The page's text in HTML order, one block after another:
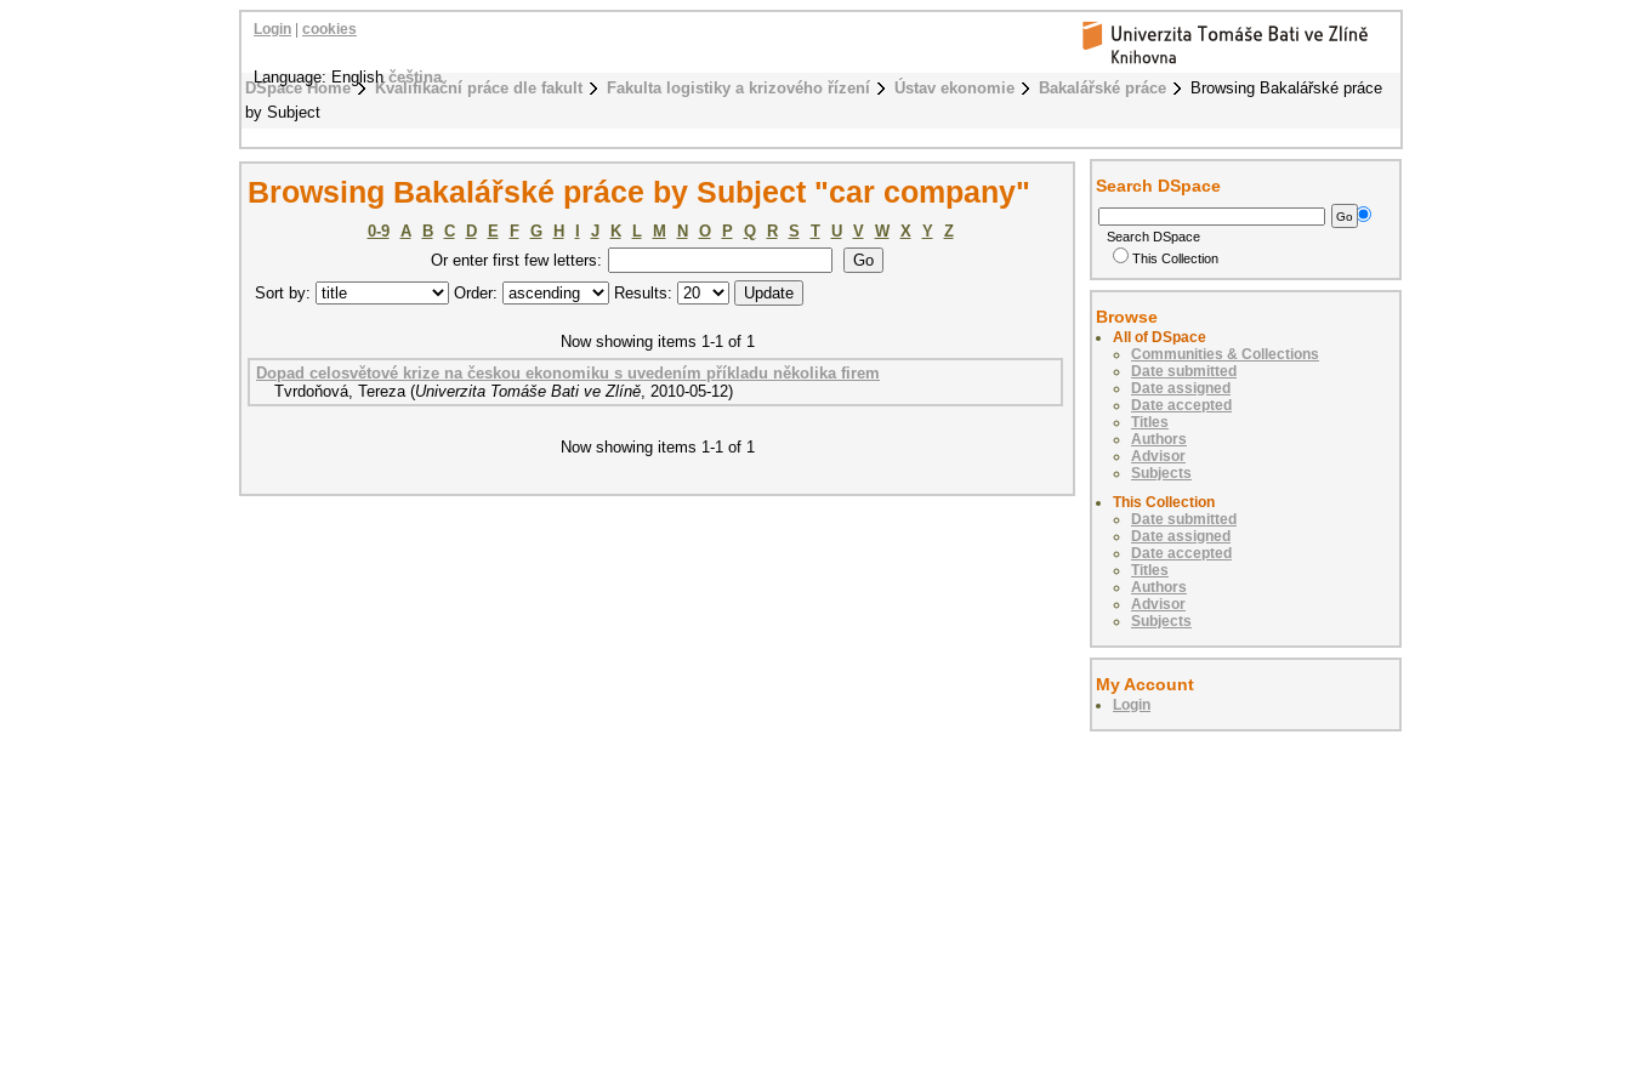
DSpace Home Kvalifikační práce dle fakult Fakulta logistiky a krizového řízení Ústav ekonomie Bakalářské práce
Browsing Bakalářské práce
by Subject
Login cookies
Language: Englishčeština
Browsing Bakalářské práce by Subject "car company"
0-9 A B C D E F G H J K L M N O P Q R S T U V W X Y
Z
Or enter first few letters:
Sort by:
Order: Results:
Now showing items 1-1 of 1
Dopad celosvětové krize na českou ekonomiku s uvedením příkladu několika firem
Tvrdoňová, Tereza (Univerzita Tomáše Bati ve Zlíně, 2010-05-12)
Now showing items 1-1 of 1
Search DSpace
Search DSpace
This Collection
Browse
All of DSpace
Communities & Collections
Date submitted
Date assigned
Date accepted
Titles
Authors
Advisor
Subjects
This Collection
Date submitted
Date assigned
Date accepted
Titles
Authors
Advisor
Subjects
My Account
Login